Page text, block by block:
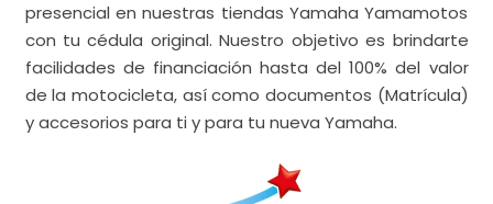
presencial en nuestras tiendas Yamaha Yamamotos
con tu cédula original. Nuestro objetivo es brindarte
facilidades de financiación hasta del 100% del valor
de la motocicleta, así como documentos (Matrícula)
y accesorios para ti y para tu nueva Yamaha.